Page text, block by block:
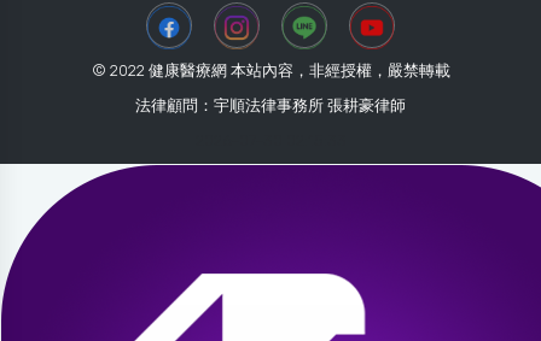
© 2022 健康醫療網 本站內容，非經授權，嚴禁轉載
法律顧問：宇順法律事務所 張耕豪律師